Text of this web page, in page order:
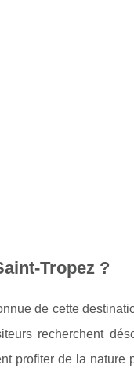
Tropez ?
de cette
recherchent
profiter de la nature